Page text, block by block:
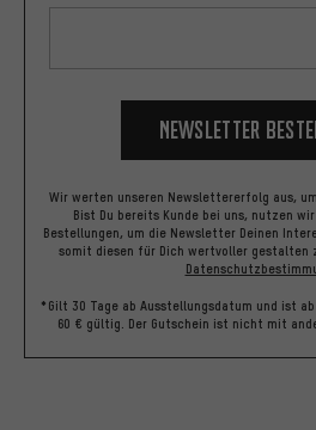
Newsletter
Wir werten unseren Newslettererfolg aus,
Bist Du bereits Kunde bei uns, nutzen
Bestellungen, um die Newsletter Deinen
somit diesen für Dich wertvoller gestalten
*Gilt 30 Tage ab Ausstellungsdatum und ist
60 € gültig. Der Gutschein ist nicht mit